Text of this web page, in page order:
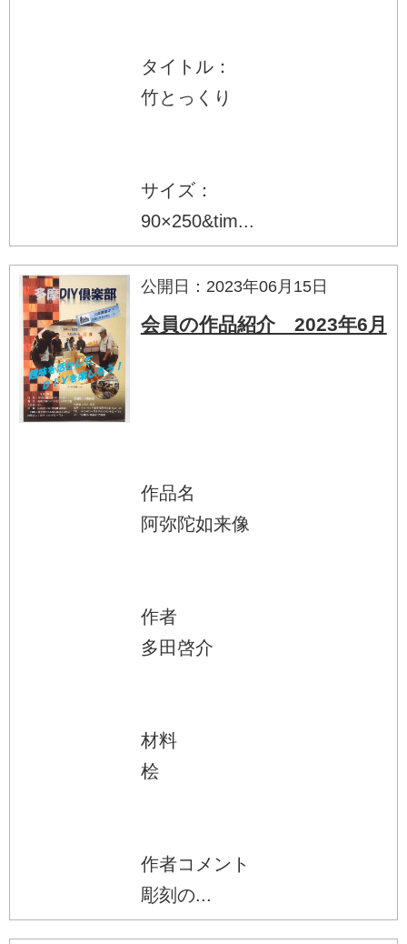
タイトル：
竹とっくり
サイズ：
90×250&tim...
公開日：2023年06月15日
会員の作品紹介 2023年6月
作品名
阿弥陀如来像
作者
多田啓介
材料
桧
作者コメント
彫刻の...